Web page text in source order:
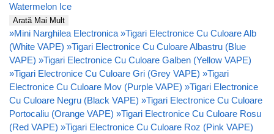
Watermelon Ice
Arată Mai Mult
»Mini Narghilea Electronica »Tigari Electronice Cu Culoare Alb
(White VAPE) »Tigari Electronice Cu Culoare Albastru (Blue
VAPE) »Tigari Electronice Cu Culoare Galben (Yellow VAPE)
»Tigari Electronice Cu Culoare Gri (Grey VAPE) »Tigari
Electronice Cu Culoare Mov (Purple VAPE) »Tigari Electronice
Cu Culoare Negru (Black VAPE) »Tigari Electronice Cu Culoare
Portocaliu (Orange VAPE) »Tigari Electronice Cu Culoare Rosu
(Red VAPE) »Tigari Electronice Cu Culoare Roz (Pink VAPE)